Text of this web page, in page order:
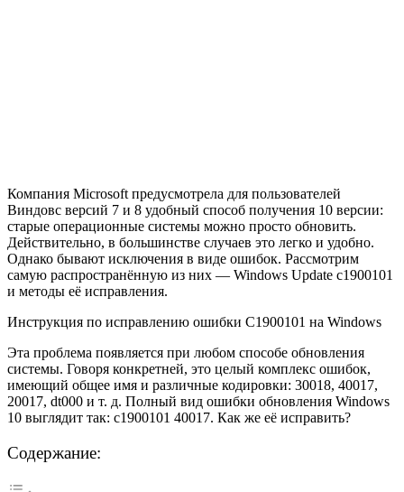
Компания Microsoft предусмотрела для пользователей
Виндовс версий 7 и 8 удобный способ получения 10 версии:
старые операционные системы можно просто обновить.
Действительно, в большинстве случаев это легко и удобно.
Однако бывают исключения в виде ошибок. Рассмотрим
самую распространённую из них — Windows Update c1900101
и методы её исправления.
Инструкция по исправлению ошибки C1900101 на Windows
Эта проблема появляется при любом способе обновления
системы. Говоря конкретней, это целый комплекс ошибок,
имеющий общее имя и различные кодировки: 30018, 40017,
20017, dt000 и т. д. Полный вид ошибки обновления Windows
10 выглядит так: c1900101 40017. Как же её исправить?
Содержание: